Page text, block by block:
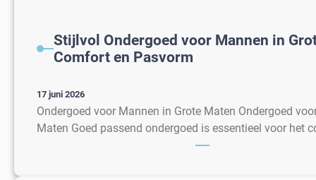
Stijlvol Ondergoed voor Mannen in
Comfort en Pasvorm
17 juni 2026
Ondergoed voor Mannen in Grote Maten Ondergoed
Maten Goed passend ondergoed is essentieel voor het